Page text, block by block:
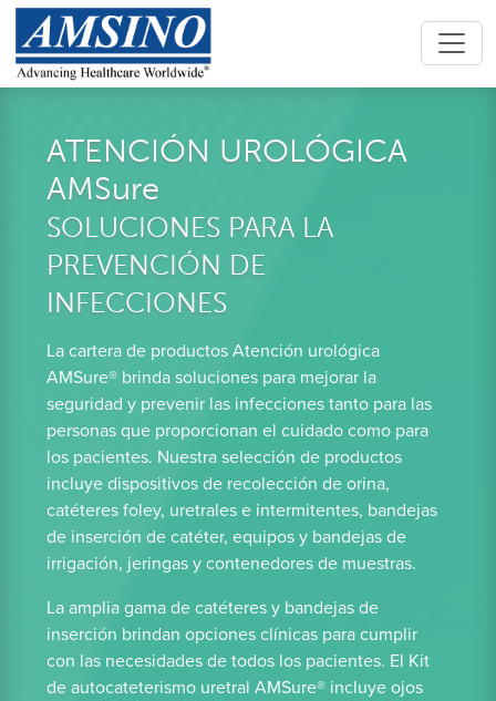
ATENCIÓN UROLÓGICA
AMSure
SOLUCIONES PARA LA
PREVENCIÓN DE
INFECCIONES
La cartera de productos Atención urológica
AMSure® brinda soluciones para mejorar la
seguridad y prevenir las infecciones tanto para las
personas que proporcionan el cuidado como para
los pacientes. Nuestra selección de productos
incluye dispositivos de recolección de orina,
catéteres foley, uretrales e intermitentes, bandejas
de inserción de catéter, equipos y bandejas de
irrigación, jeringas y contenedores de muestras.
La amplia gama de catéteres y bandejas de
inserción brindan opciones clínicas para cumplir
con las necesidades de todos los pacientes. El Kit
de autocateterismo uretral AMSure® incluye ojos